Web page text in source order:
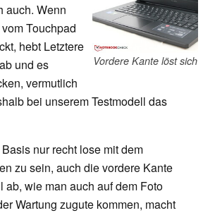
Vordere Kante löst sich
auch. Wenn
Touchpad
hebt Letztere
und es
vermutlich
bei unserem Testmodell das
nur recht lose mit dem
zu sein, auch die vordere Kante
ab, wie man auch auf dem Foto
Wartung zugute kommen, macht